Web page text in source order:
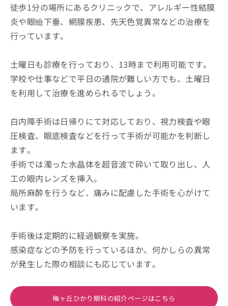
徒歩1分の場所にあるクリニックで、アレルギー性結膜
炎や眼瞼下垂、網膜疾患、先天色覚異常などの治療を
行っています。
土曜日も診療を行っており、13時まで利用可能です。
学校や仕事などで平日の通院が難しい方でも、土曜日
を利用して治療を進められるでしょう。
白内障手術は日帰りにて対応しており、視力検査や眼
圧検査、眼底検査などを行って手術が可能かを判断し
ます。
手術では濁った水晶体を超音波で砕いて取り出し、人
工の眼内レンズを挿入。
局所麻酔を行うなど、痛みに配慮した手術を心がけて
います。
手術後は定期的に経過観察を実施。
感染症などの予防を行っているほか、何かしらの異常
が発生した際の相談にも応じています。
梅ヶ丘ひかり眼科の紹介ページはこちら